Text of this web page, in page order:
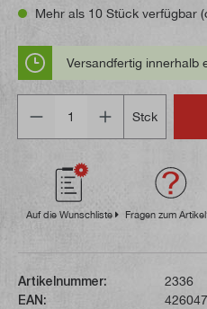
Mehr als 10 Stück verfügbar
Versandfertig innerhalb
Stck
Auf die Wunschliste Fragen zum
Artikelnummer:
2336
EAN: